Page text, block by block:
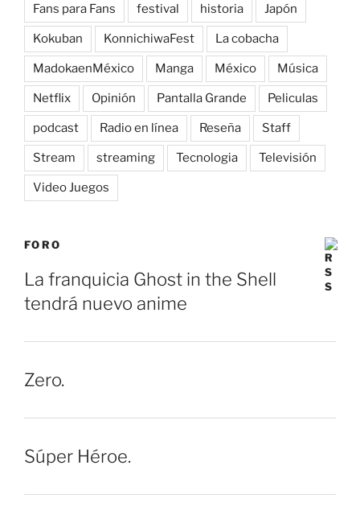
Fans para Fans festival historia Japón
Kokuban KonnichiwaFest La cobacha
MadokaenMéxico Manga México Música
Netflix Opinión Pantalla Grande Peliculas
podcast Radio en línea Reseña Staff
Stream streaming Tecnologia Televisión
Video Juegos
FORO
La franquicia Ghost in the Shell
tendrá nuevo anime
Zero.
Súper Héroe.